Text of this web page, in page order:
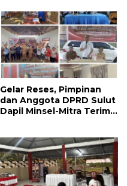
Gelar Reses, Pimpinan
dan Anggota DPRD Sulut
Dapil Minsel-Mitra Terima